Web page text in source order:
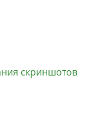
скриншотов